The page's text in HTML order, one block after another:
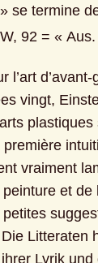
» se termine
92 = «
l’art d’avant-
vingt,
vraiment
et
Litteraten
Lyrik und